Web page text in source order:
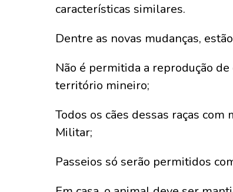
características similares.
Dentre as novas mudanças,
Não é permitida a reprodução
território mineiro;
Todos os cães dessas raças
Militar;
Passeios só serão permitidos